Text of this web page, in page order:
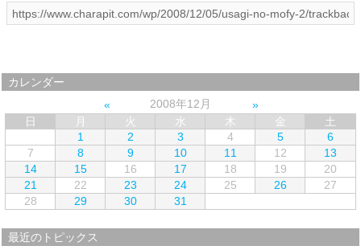
カレンダー
2008年12月
日
月 火 水 木 金
土
1
2 3 4 5
6
7
8 9 10 11 12
13
14
15 16 17 18 19
20
21
22 23 24 25 26
27
28
29 30 31
最近のトピックス